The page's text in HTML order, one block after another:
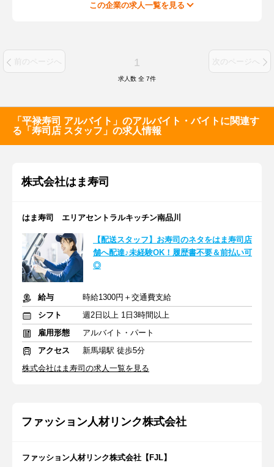
この企業の求人一覧を見る
前のページへ 1 次のページへ
求人数 全 7件
「平禄寿司 アルバイト」のアルバイト・バイトに関連す
る「寿司店 スタッフ」の求人情報
株式会社はま寿司
はま寿司 エリアセントラルキッチン南品川
【配送スタッフ】お寿司のネタをはま寿司店
舗へ配達♪未経験OK！履歴書不要＆前払い可
◎
給与
時給1300円＋交通費支給
シフト
週2日以上 1日3時間以上
雇用形態
アルバイト・パート
アクセス
新馬場駅 徒歩5分
株式会社はま寿司の求人一覧を見る
ファッション人材リンク株式会社
ファッション人材リンク株式会社【FJL】